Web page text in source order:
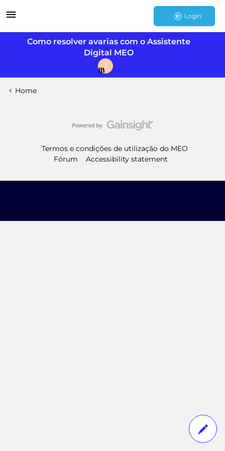
Login
Como resolver avarias com o Assistente
Digital MEO
J
Home
Termos e condições de utilização do MEO
Fórum
Accessibility statement